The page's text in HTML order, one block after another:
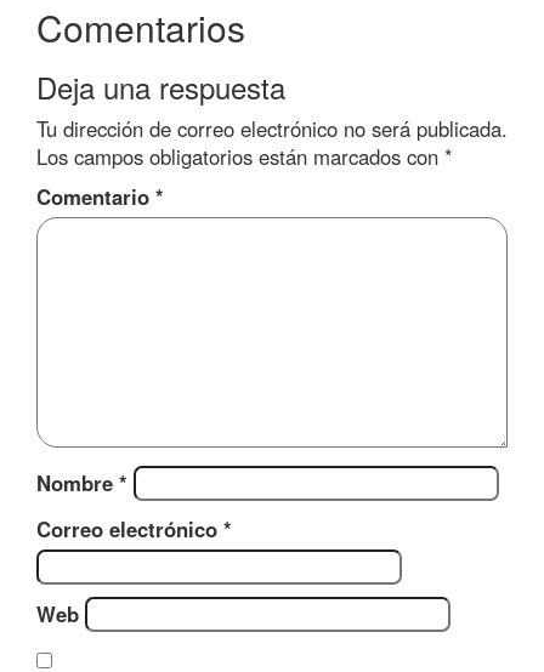
Comentarios
Deja una respuesta
Tu dirección de correo electrónico no será publicada.
Los campos obligatorios están marcados con *
Comentario *
Nombre *
Correo electrónico *
Web